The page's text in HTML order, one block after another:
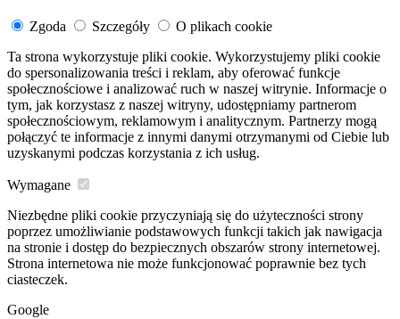
Zgoda Szczegóły
O plikach cookie
Ta strona wykorzystuje pliki cookie. Wykorzystujemy pliki cookie
do spersonalizowania treści i reklam, aby oferować funkcje
społecznościowe i analizować ruch w naszej witrynie. Informacje o
tym, jak korzystasz z naszej witryny, udostępniamy partnerom
społecznościowym, reklamowym i analitycznym. Partnerzy mogą
połączyć te informacje z innymi danymi otrzymanymi od Ciebie lub
uzyskanymi podczas korzystania z ich usług.
Wymagane
Niezbędne pliki cookie przyczyniają się do użyteczności strony
poprzez umożliwianie podstawowych funkcji takich jak nawigacja
na stronie i dostęp do bezpiecznych obszarów strony internetowej.
Strona internetowa nie może funkcjonować poprawnie bez tych
ciasteczek.
Google